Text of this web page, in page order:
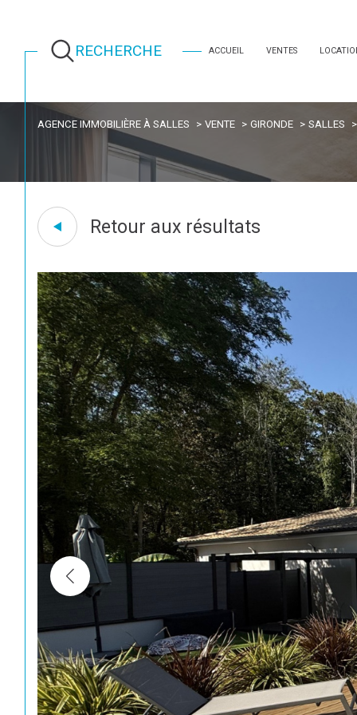
ACCUEIL VENTES
RECHERCHE
AGENCE IMMOBILIÈRE À SALLES VENTE GIRONDE SALLES
Retour aux résultats